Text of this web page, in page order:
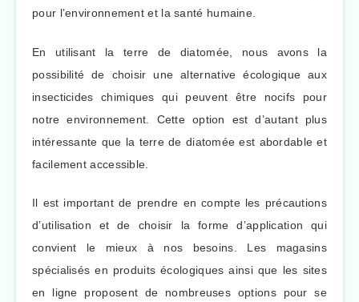
pour l’environnement et la santé humaine.
En utilisant la terre de diatomée, nous avons la
possibilité de choisir une alternative écologique aux
insecticides chimiques qui peuvent être nocifs pour
notre environnement. Cette option est d’autant plus
intéressante que la terre de diatomée est abordable et
facilement accessible.
Il est important de prendre en compte les précautions
d’utilisation et de choisir la forme d’application qui
convient le mieux à nos besoins. Les magasins
spécialisés en produits écologiques ainsi que les sites
en ligne proposent de nombreuses options pour se